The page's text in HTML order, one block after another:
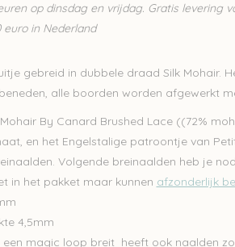
op dinsdag en vrijdag. Gratis levering
euro in Nederland
gebreid in dubbele draad Silk Mohair.
alle boorden worden afgewerkt
By Canard Brushed Lace ((72%
en het Engelstalige patroontje van
Volgende breinaalden heb je
in het pakket maar kunnen afzonderlijk
4,5mm
magic loop breit heeft ook naalden